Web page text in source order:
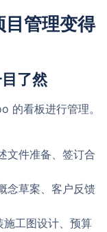
管理变得
了然
的看板进行管理。
文件准备、签订合
念草案、客户反馈
施工图设计、预算